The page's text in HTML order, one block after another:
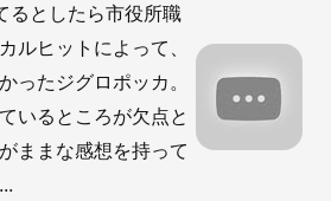
としたら市役所職
ルヒットによって、
ったジグロポッカ。
いるところが欠点と
ままな感想を持って